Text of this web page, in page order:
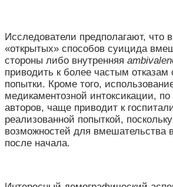
Исследователи предполагают, что
«открытых» способов суицида
стороны либо внутренняя
приводить к более частым отказам
попытки. Кроме того,
медикаментозной интоксикации,
авторов, чаще приводит к
реализованной попыткой,
возможностей для вмешательства
после начала.